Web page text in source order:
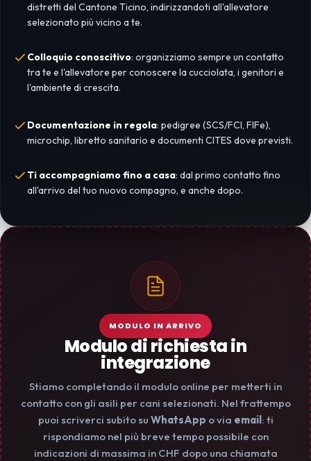
distretti del Cantone Ticino, indirizzandoti all'allevatore
selezionato più vicino a te.
Colloquio conoscitivo: organizziamo sempre un contatto
tra te e l'allevatore per conoscere la cucciolata, i genitori e
l'ambiente di crescita.
Documentazione in regola: pedigree (SCS/FCI, FIFe),
microchip, libretto sanitario e documenti CITES dove previsti.
Ti accompagniamo fino a casa: dal primo contatto fino
all'arrivo del tuo nuovo compagno, e anche dopo.
MODULO IN ARRIVO
Modulo di richiesta in
integrazione
Stiamo completando il modulo online per metterti in
contatto con gli asili per cani selezionati. Nel frattempo
puoi scriverci subito su WhatsApp o via email: ti
rispondiamo nel più breve tempo possibile con
indicazioni di massima in CHF dopo una chiamata